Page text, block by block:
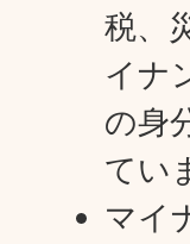
税、
イナ
の身
てい
マイ